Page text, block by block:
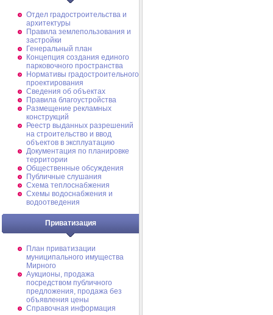
Отдел градостроительства и
архитектуры
Правила землепользования и
застройки
Генеральный план
Концепция создания единого
парковочного пространства
Нормативы градостроительного
проектирования
Сведения об объектах
Правила благоустройства
Размещение рекламных
конструкций
Реестр выданных разрешений
на строительство и ввод
объектов в эксплуатацию
Документация по планировке
территории
Общественные обсуждения
Публичные слушания
Схема теплоснабжения
Схемы водоснабжения и
водоотведения
Приватизация
План приватизации
муниципального имущества
Мирного
Аукционы, продажа
посредством публичного
предложения, продажа без
объявления цены
Справочная информация